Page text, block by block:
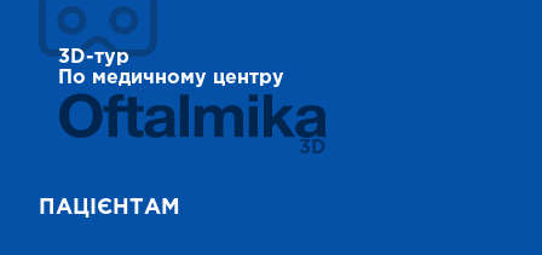
3D-тур
По медичному центру
3D
ПАЦІЄНТАМ